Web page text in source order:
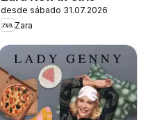
desde sábado 31.07.2026
Zara